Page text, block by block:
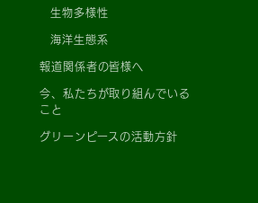
生物多様性
海洋生態系
報道関係者の皆様へ
今、私たちが取り組んでいる
こと
グリーンピースの活動方針